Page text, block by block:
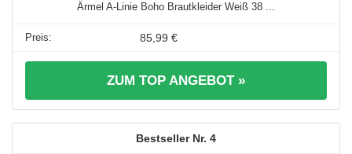
Ärmel A-Linie Boho Brautkleider Weiß 38 ...
85,99 €
ZUM TOP ANGEBOT »
4